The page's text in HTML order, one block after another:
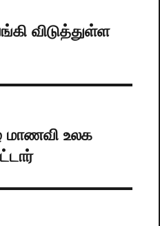
விடுத்துள்ள
மாணவி உலக